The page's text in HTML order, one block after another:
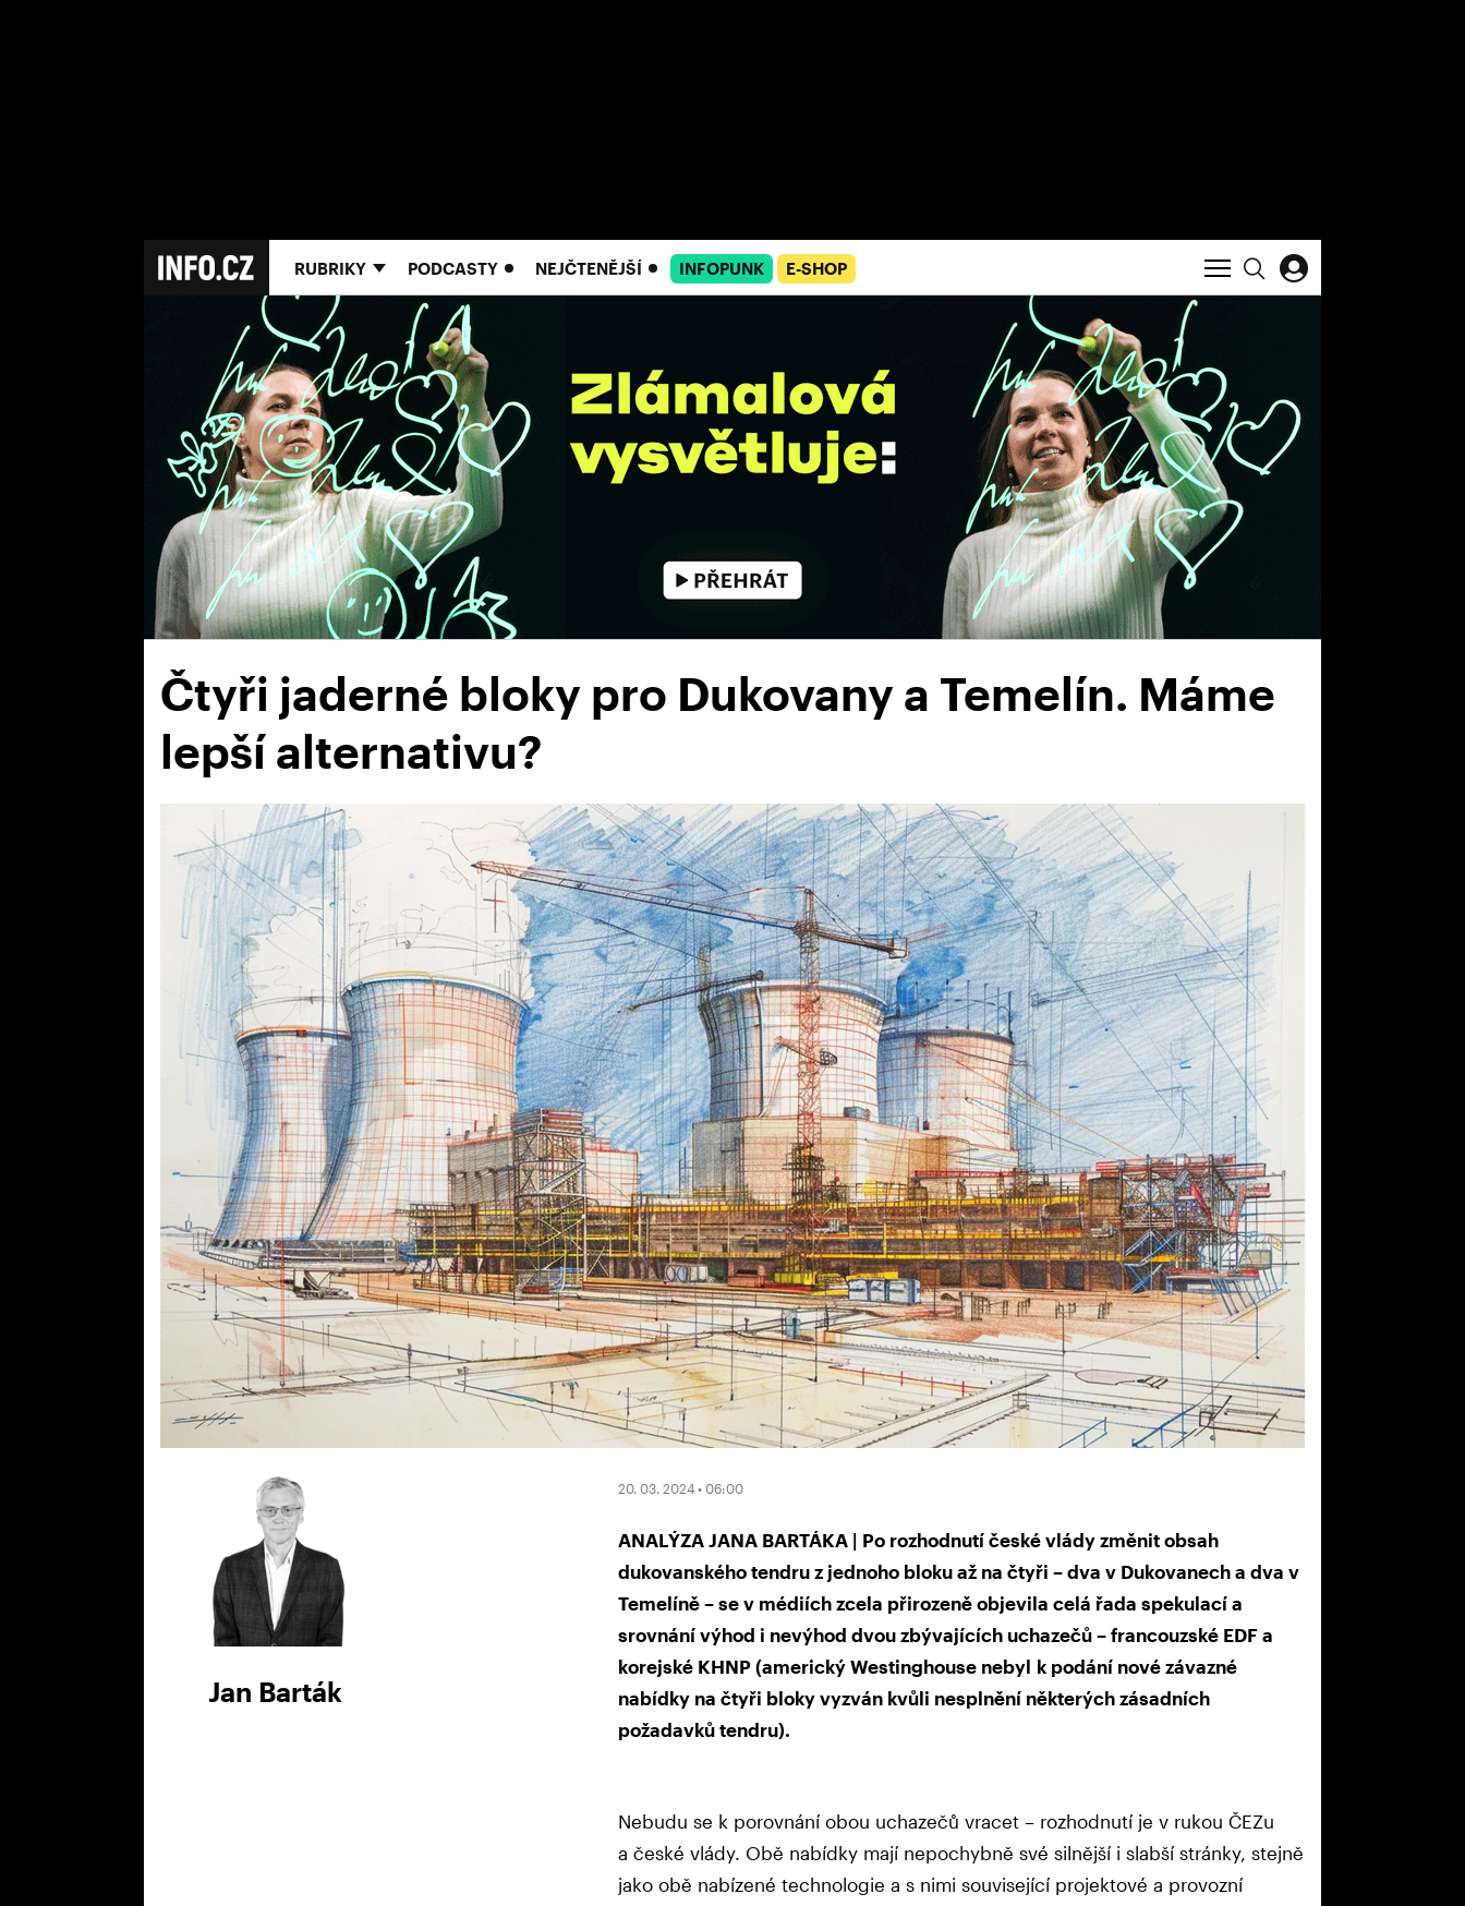
RUBRIKY PODCASTY NEJČTENĚJŠÍ INFOPUNK E-SHOP
Čtyři jaderné bloky pro Dukovany a Temelín. Máme
lepší alternativu?
Jan Barták
20. 03. 2024 • 06:00
ANALÝZA JANA BARTÁKA | Po rozhodnutí české vlády změnit obsah
dukovanského tendru z jednoho bloku až na čtyři – dva v Dukovanech a dva v
Temelíně – se v médiích zcela přirozeně objevila celá řada spekulací a
srovnání výhod i nevýhod dvou zbývajících uchazečů – francouzské EDF a
korejské KHNP (americký Westinghouse nebyl k podání nové závazné
nabídky na čtyři bloky vyzván kvůli nesplnění některých zásadních
požadavků tendru).
Nebudu se k porovnání obou uchazečů vracet – rozhodnutí je v rukou ČEZu
a české vlády. Obě nabídky mají nepochybně své silnější i slabší stránky, stejně
jako obě nabízené technologie a s nimi související projektové a provozní